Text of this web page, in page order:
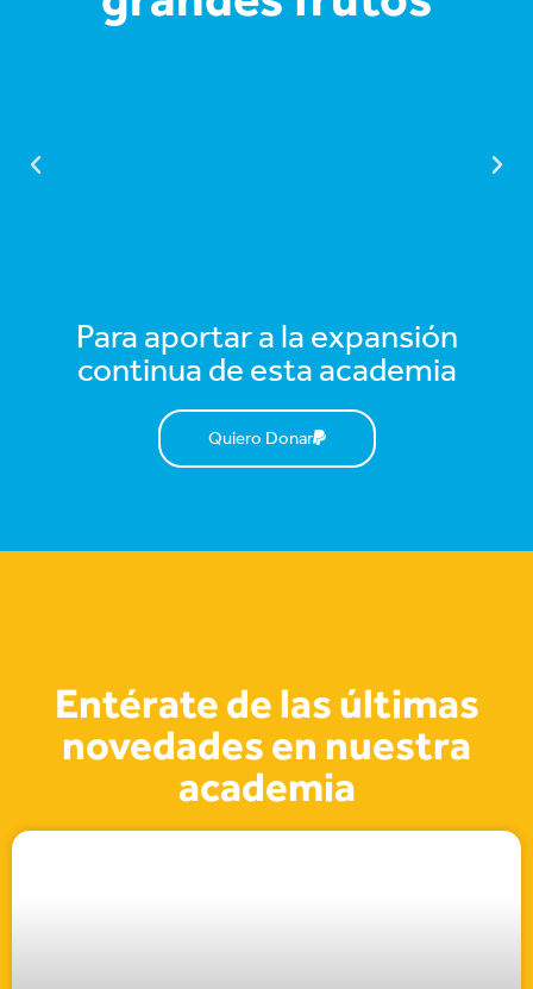
Para aportar a la expansión
continua de esta academia
Quiero Donar
Entérate de las últimas
novedades en nuestra
academia